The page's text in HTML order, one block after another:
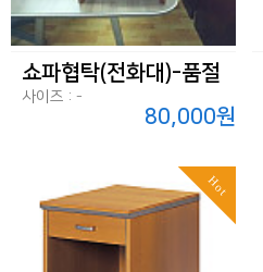
쇼파협탁(전화대)-품절
사이즈 : -
80,000원
Hot